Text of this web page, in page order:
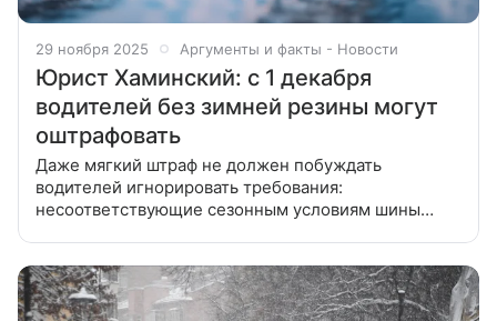
29 ноября 2025 Аргументы и факты - Новости
Юрист Хаминский: с 1 декабря
водителей без зимней резины могут
оштрафовать
Даже мягкий штраф не должен побуждать
водителей игнорировать требования:
несоответствующие сезонным условиям шины
и Московской